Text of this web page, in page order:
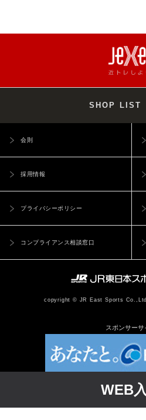
WEB
SHOP LIST
copyright © JR East Sports
会則
採用情報
プライバシーポリシー
コンプライアンス相談窓口
スポンサーサ